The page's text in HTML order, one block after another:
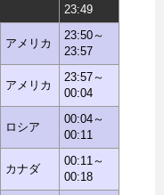
23:49
アメリカ
23:50～
23:57
アメリカ
23:57～
00:04
ロシア
00:04～
00:11
カナダ
00:11～
00:18